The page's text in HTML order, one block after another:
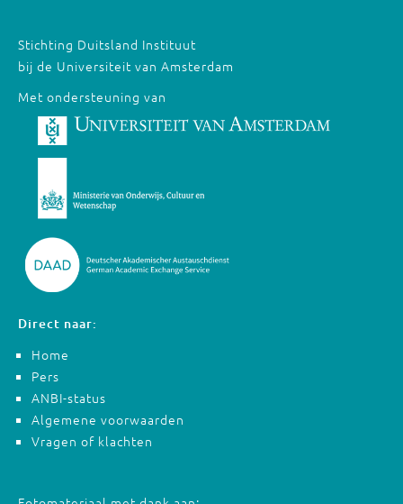
Stichting Duitsland Instituut
bij de Universiteit van Amsterdam
Met ondersteuning van
Direct naar:
Home
Pers
ANBI-status
Algemene voorwaarden
Vragen of klachten